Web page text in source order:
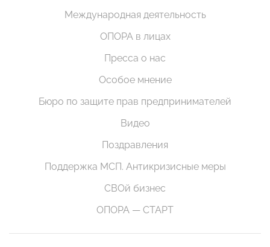
Международная деятельность
ОПОРА в лицах
Пресса о нас
Особое мнение
Бюро по защите прав предпринимателей
Видео
Поздравления
Поддержка МСП. Антикризисные меры
СВОй бизнес
ОПОРА — СТАРТ